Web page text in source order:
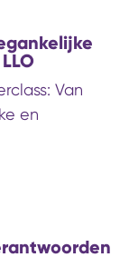
Van
en